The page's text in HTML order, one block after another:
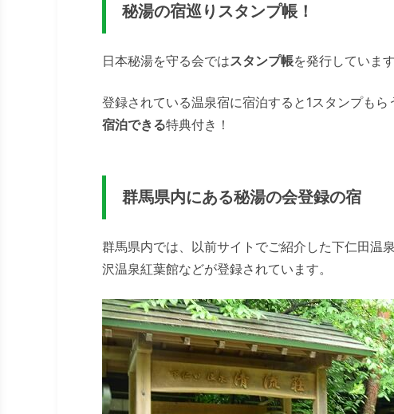
秘湯の宿巡りスタンプ帳！
日本秘湯を守る会ではスタンプ帳を発行しています
登録されている温泉宿に宿泊すると1スタンプも
宿泊できる特典付き！
群馬県内にある秘湯の会登録の宿
群馬県内では、以前サイトでご紹介した下仁田温
沢温泉紅葉館などが登録されています。